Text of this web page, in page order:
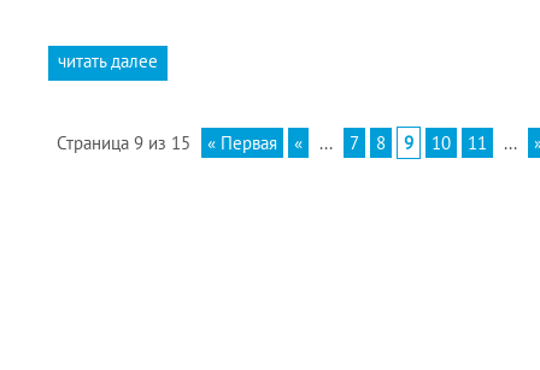
читать далее
Страница 9 из 15 « Первая « ... 7 8 9 10 11 ...